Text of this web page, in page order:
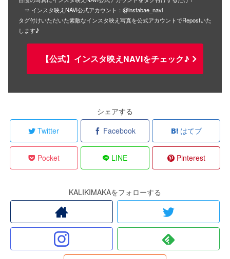
⇒ インスタ映えNAVI公式アカウント：@instabae_navi
タグ付けいただいた素敵なインスタ映え写真を公式アカウントでRepostいた
します♪
【公式】インスタ映えNAVIをチェック♪
シェアする
Twitter
Facebook はてブ
Pocket LINE Pinterest
KALIKIMAKAをフォローする